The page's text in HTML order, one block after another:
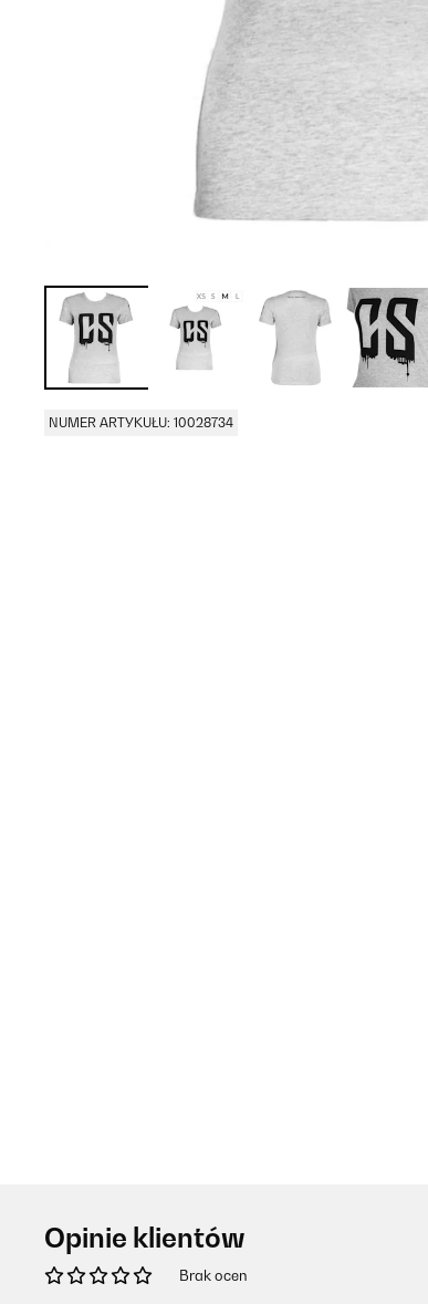
NUMER ARTYKUŁU: 10028734
Opinie klientów
Brak ocen